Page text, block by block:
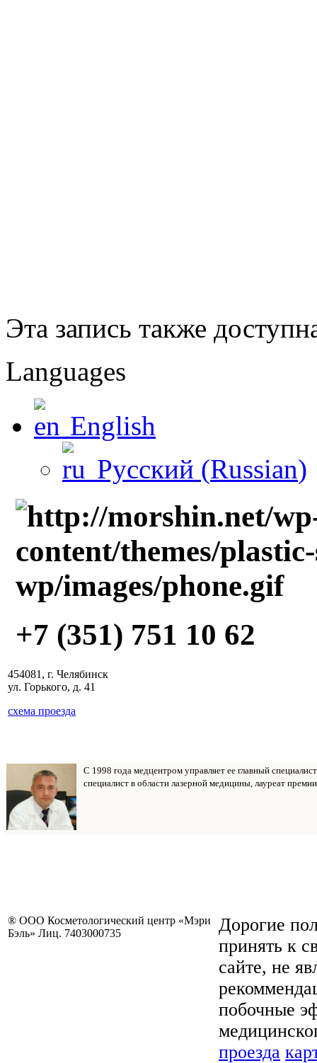
Эта запись также
Languages
English
Русский (Russian)
+7 (351) 751 10 62
454081, г. Челябинск
ул. Горького, д. 41
схема проезда
С 1998 года медцентром управляет ее главный
специалист в области лазерной медицины, лауреат
® ООО Косметологический центр «Мэри
Бэль» Лиц. 7403000735
Дорогие
принять к
сайте, не
побочные
проезда